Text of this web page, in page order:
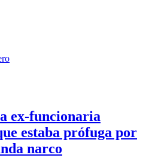
ex-funcionaria
estaba prófuga por
narco